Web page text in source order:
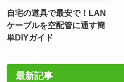
自宅の道具で最安で！LAN
ケーブルを空配管に通す簡
単DIYガイド
最新記事